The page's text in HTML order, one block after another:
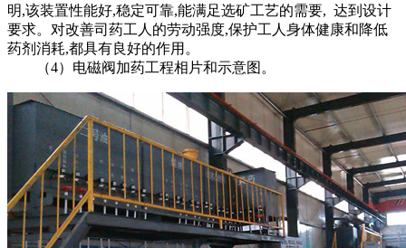
明,该装置性能好,稳定可靠,能满足选矿工艺的需要, 达到设计
要求。对改善司药工人的劳动强度,保护工人身体健康和降低
药剂消耗,都具有良好的作用。
（4）电磁阀加药工程相片和示意图。